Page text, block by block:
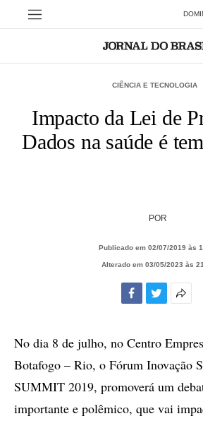
CIÊNCIA E TECNOLOGIA
Impacto da Lei de
Dados na saúde é
POR
Publicado em 02/07/2019 às
Alterado em 03/05/2023 às
No dia 8 de julho, no Centro
Botafogo – Rio, o Fórum Inovação
SUMMIT 2019, promoverá um
importante e polêmico, que vai